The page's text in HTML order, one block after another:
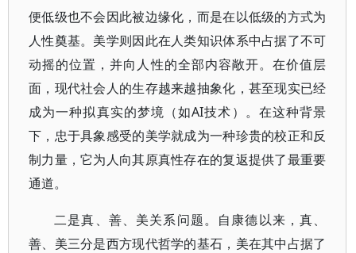
便低级也不会因此被边缘化，而是在以低级的方式为
人性奠基。美学则因此在人类知识体系中占据了不可
动摇的位置，并向人性的全部内容敞开。在价值层
面，现代社会人的生存越来越抽象化，甚至现实已经
成为一种拟真实的梦境（如AI技术）。在这种背景
下，忠于具象感受的美学就成为一种珍贵的校正和反
制力量，它为人向其原真性存在的复返提供了最重要
通道。
二是真、善、美关系问题。自康德以来，真、
善、美三分是西方现代哲学的基石，美在其中占据了